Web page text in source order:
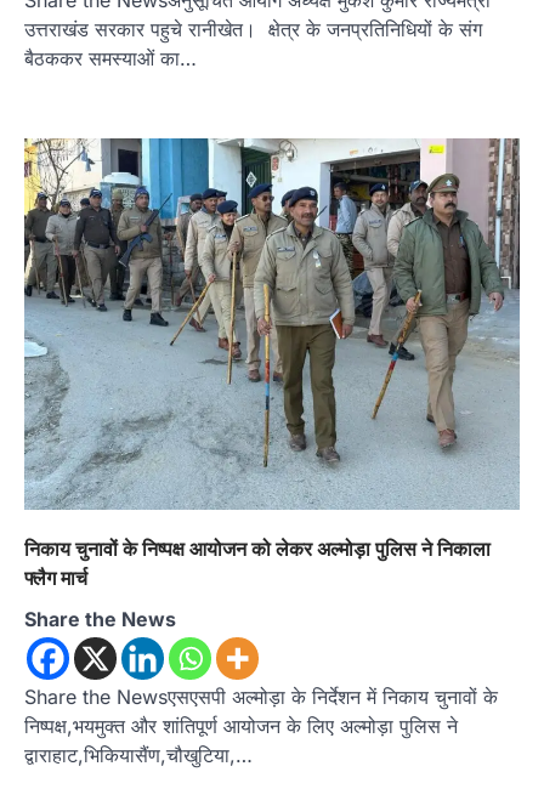
उत्तराखंड सरकार पहुचे रानीखेत। क्षेत्र के जनप्रतिनिधियों के संग
बैठककर समस्याओं का…
निकाय चुनावों के निष्पक्ष आयोजन को लेकर अल्मोड़ा पुलिस ने निकाला
फ्लैग मार्च
Share the News
Share the Newsएसएसपी अल्मोड़ा के निर्देशन में निकाय चुनावों के
निष्पक्ष,भयमुक्त और शांतिपूर्ण आयोजन के लिए अल्मोड़ा पुलिस ने
द्वाराहाट,भिकियासैंण,चौखुटिया,…
2
हल्द्वानी में खड़गे का हुंकार, नौकरियों से लेकर
हल्द्वानी में आयोजित विजय शंखनाद रैली को संबोधित करते
हुए कांग्रेस के राष्ट्रीय अध्यक्ष मल्लिकार्जुन…
उत्तराखण्ड कुमाऊं ख़बरें नैनीताल
खड़गे की रैली से पहले हल्द्वानी में सियासी